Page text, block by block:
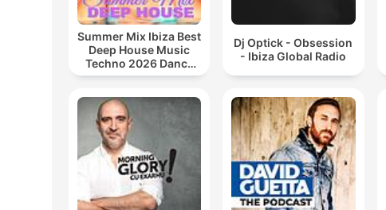
Summer Mix Ibiza Best
Deep House Music
Techno 2026 Dance
Chill Out Lounge
Dj Optick - Obsession
- Ibiza Global Radio